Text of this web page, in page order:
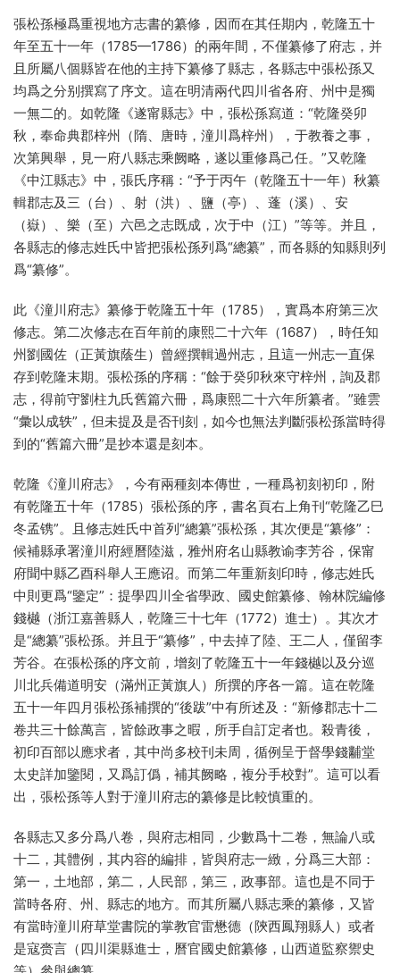
張松孫極爲重視地方志書的纂修，因而在其任期内，乾隆五十
年至五十一年（1785—1786）的兩年間，不僅纂修了府志，并
且所屬八個縣皆在他的主持下纂修了縣志，各縣志中張松孫又
均爲之分别撰寫了序文。這在明清兩代四川省各府、州中是獨
一無二的。如乾隆《遂甯縣志》中，張松孫寫道：“乾隆癸卯
秋，奉命典郡梓州（隋、唐時，潼川爲梓州），于教養之事，
次第興舉，見一府八縣志乘阙略，遂以重修爲己任。”又乾隆
《中江縣志》中，張氏序稱：“予于丙午（乾隆五十一年）秋纂
輯郡志及三（台）、射（洪）、鹽（亭）、蓬（溪）、安
（嶽）、樂（至）六邑之志既成，次于中（江）”等等。并且，
各縣志的修志姓氏中皆把張松孫列爲“總纂”，而各縣的知縣則列
爲“纂修”。
此《潼川府志》纂修于乾隆五十年（1785），實爲本府第三次
修志。第二次修志在百年前的康熙二十六年（1687），時任知
州劉國佐（正黃旗蔭生）曾經撰輯過州志，且這一州志一直保
存到乾隆末期。張松孫的序稱：“餘于癸卯秋來守梓州，詢及郡
志，得前守劉柱九氏舊篇六冊，爲康熙二十六年所纂者。”雖雲
“彙以成轶”，但未提及是否刊刻，如今也無法判斷張松孫當時得
到的“舊篇六冊”是抄本還是刻本。
乾隆《潼川府志》，今有兩種刻本傳世，一種爲初刻初印，附
有乾隆五十年（1785）張松孫的序，書名頁右上角刊“乾隆乙巳
冬孟镌”。且修志姓氏中首列“總纂”張松孫，其次便是“纂修”：
候補縣承署潼川府經曆陸滋，雅州府名山縣教谕李芳谷，保甯
府聞中縣乙酉科舉人王應诏。而第二年重新刻印時，修志姓氏
中則更爲“鑒定”：提學四川全省學政、國史館纂修、翰林院編修
錢樾（浙江嘉善縣人，乾隆三十七年（1772）進士）。其次才
是“總纂”張松孫。并且于“纂修”，中去掉了陸、王二人，僅留李
芳谷。在張松孫的序文前，增刻了乾隆五十一年錢樾以及分巡
川北兵備道明安（滿州正黃旗人）所撰的序各一篇。這在乾隆
五十一年四月張松孫補撰的“後跋”中有所述及：“新修郡志十二
卷共三十餘萬言，皆餘政事之暇，所手自訂定者也。殺青後，
初印百部以應求者，其中尚多校刊未周，循例呈于督學錢黼堂
太史詳加鑒閱，又爲訂僞，補其阙略，複分手校對”。這可以看
出，張松孫等人對于潼川府志的纂修是比較慎重的。
各縣志又多分爲八卷，與府志相同，少數爲十二卷，無論八或
十二，其體例，其内容的編排，皆與府志一緻，分爲三大部：
第一，土地部，第二，人民部，第三，政事部。這也是不同于
當時各府、州、縣志的地方。而其所屬八縣志乘的纂修，又皆
有當時潼川府草堂書院的掌教官雷懋德（陝西鳳翔縣人）或者
是寇赍言（四川渠縣進士，曆官國史館纂修，山西道監察禦史